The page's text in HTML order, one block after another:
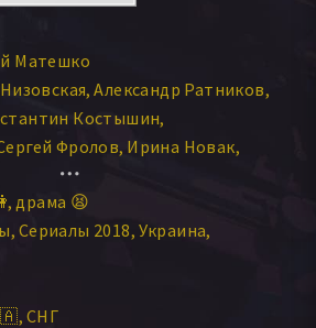
Матешко
Александр Ратников
Костышин
Фролов Ирина Новак
Данил Шевченко
драма 😫
Сериалы 2018 Украина
СНГ